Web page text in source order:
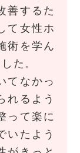
善するた
て女性ホ
術を学ん
た。
てなかっ
れるよう
って楽に
いたよう